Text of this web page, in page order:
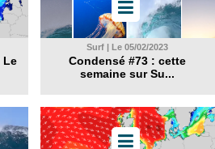
Le
Surf | Le 05/02/2023
Condensé #73 : cette
semaine sur Su...